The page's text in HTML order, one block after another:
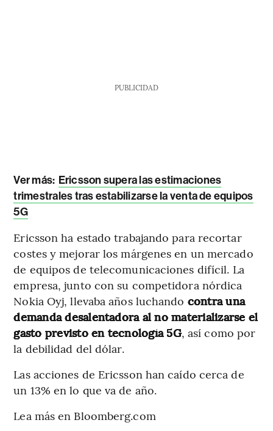
PUBLICIDAD
Ver más: Ericsson supera las estimaciones
trimestrales tras estabilizarse la venta de equipos
5G
Ericsson ha estado trabajando para recortar
costes y mejorar los márgenes en un mercado
de equipos de telecomunicaciones difícil. La
empresa, junto con su competidora nórdica
Nokia Oyj, llevaba años luchando contra una
demanda desalentadora al no materializarse el
gasto previsto en tecnología 5G, así como por
la debilidad del dólar.
Las acciones de Ericsson han caído cerca de
un 13% en lo que va de año.
Lea más en Bloomberg.com